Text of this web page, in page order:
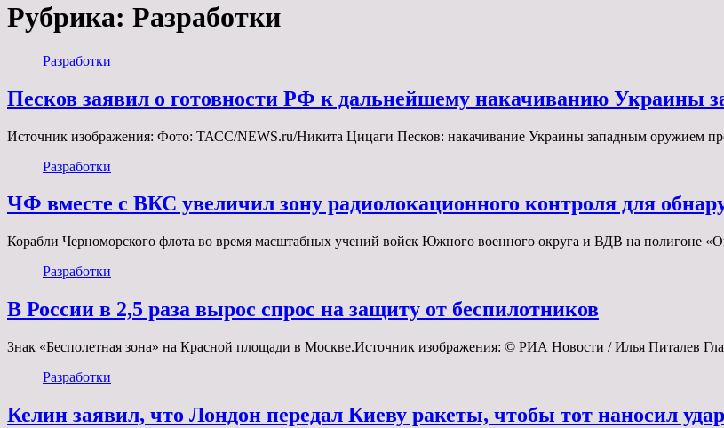
Рубрика: Разработки
Разработки
Песков заявил о готовности РФ к дальнейшему накачиванию Украины
Источник изображения: Фото: ТАСС/NEWS.ru/Никита Цицаги Песков: накачивание Украины западным оружием
Разработки
ЧФ вместе с ВКС увеличил зону радиолокационного контроля для
Корабли Черноморского флота во время масштабных учений войск Южного военного округа и ВДВ на полигоне
Разработки
В России в 2,5 раза вырос спрос на защиту от беспилотников
Знак «Бесполетная зона» на Красной площади в Москве.Источник изображения: © РИА Новости / Илья Питалев
Разработки
Келин заявил, что Лондон передал Киеву ракеты, чтобы тот наносил